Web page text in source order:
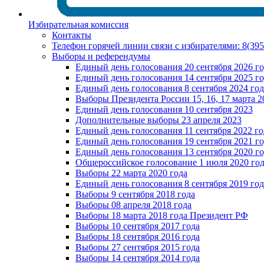
Избирательная комиссия
Контакты
Телефон горячей линии связи с избирателями:
Выборы и референдумы
Единый день голосования 20 сентября 2026
Единый день голосования 14 сентября 2025
Единый день голосования 8 сентября 2024
Выборы Президента России 15, 16, 17 марта
Единый день голосования 10 сентября 2023
Дополнительные выборы 23 апреля 2023
Единый день голосования 11 сентября 2022
Единый день голосования 19 сентября 2021
Единый день голосования 13 сентября 2020
Общероссийское голосование 1 июля 2020
Выборы 22 марта 2020 года
Единый день голосования 8 сентября 2019
Выборы 9 сентября 2018 года
Выборы 08 апреля 2018 года
Выборы 18 марта 2018 года Президент РФ
Выборы 10 сентября 2017 года
Выборы 18 сентября 2016 года
Выборы 27 сентября 2015 года
Выборы 14 сентября 2014 года